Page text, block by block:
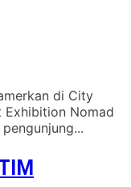
di City
Exhibition Nomad